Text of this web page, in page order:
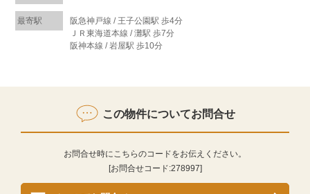
最寄駅
阪急神戸線 / 王子公園駅 歩4分
ＪＲ東海道本線 / 灘駅 歩7分
阪神本線 / 岩屋駅 歩10分
この物件についてお問合せ
お問合せ時にこちらのコードをお伝えください。
[お問合せコード:278997]